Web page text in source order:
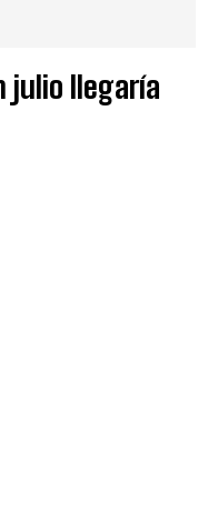
julio llegaría